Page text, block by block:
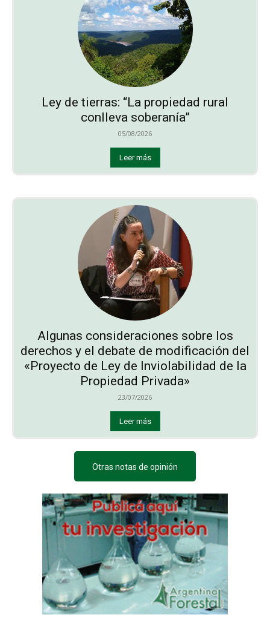
Ley de tierras: “La propiedad rural
conlleva soberanía”
05/08/2026
Leer más
Algunas consideraciones sobre los
derechos y el debate de modificación del
«Proyecto de Ley de Inviolabilidad de la
Propiedad Privada»
23/07/2026
Leer más
Otras notas de opinión